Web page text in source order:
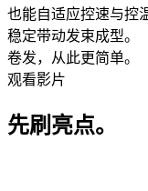
也能自适应控速与控
稳定带动发束成型。
卷发，从此更简单。
观看影片
先刷亮点。